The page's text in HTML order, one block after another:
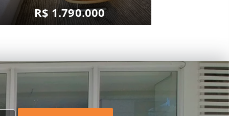
R$ 1.790.000